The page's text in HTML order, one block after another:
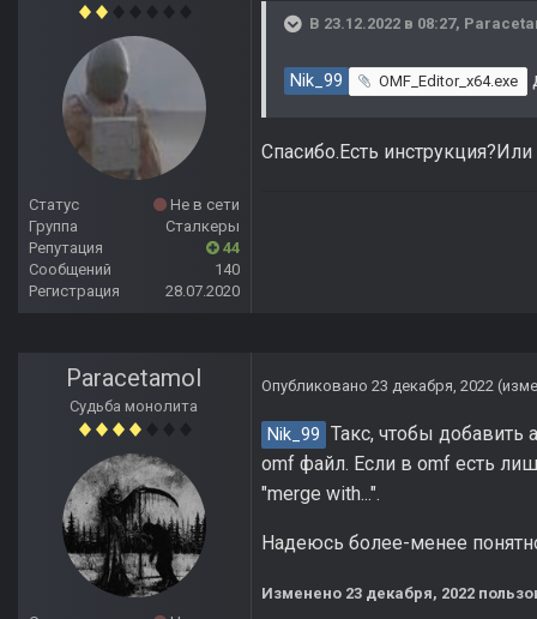
Статус
Не в сети
Группа
Сталкеры
Репутация
44
Сообщений
140
Регистрация
28.07.2020
В 23.12.2022 в 08:27,
Nik_99 OMF_Editor_x64.exe
Спасибо.Есть
Paracetamol
Судьба монолита
Опубликовано 23 декабря, 2022
Nik_99 Такс, чтобы добавить
omf файл. Если в omf есть
"merge with...".
Надеюсь более-менее
Изменено 23 декабря, 2022